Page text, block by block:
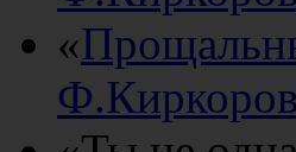
«
Ф.Киркоров